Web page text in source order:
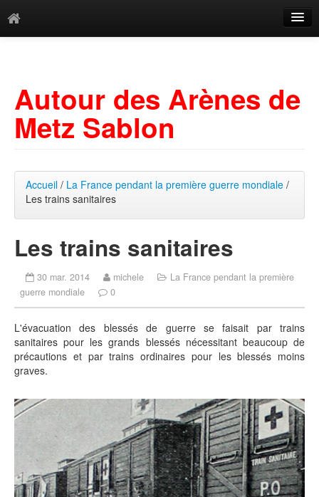
Mots-clés
Autour des Arènes de
Metz Sablon
Accueil / La France pendant la première guerre mondiale /
Les trains sanitaires
Les trains sanitaires
30 mar. 2014 michele
La France pendant la première
guerre mondiale
0
L'évacuation des blessés de guerre se faisait par trains
sanitaires pour les grands blessés nécessitant beaucoup de
précautions et par trains ordinaires pour les blessés moins
graves.